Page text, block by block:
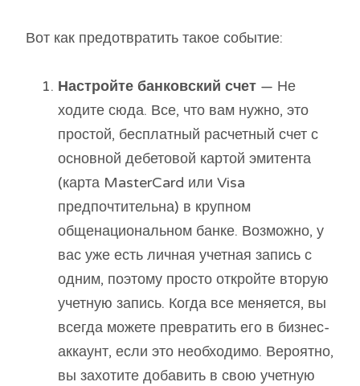
Вот как предотвратить такое событие:
Настройте банковский счет — Не
ходите сюда. Все, что вам нужно, это
простой, бесплатный расчетный счет с
основной дебетовой картой эмитента
(карта MasterCard или Visa
предпочтительна) в крупном
общенациональном банке. Возможно, у
вас уже есть личная учетная запись с
одним, поэтому просто откройте вторую
учетную запись. Когда все меняется, вы
всегда можете превратить его в бизнес-
аккаунт, если это необходимо. Вероятно,
вы захотите добавить в свою учетную